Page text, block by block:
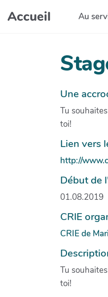
Aller au contenu principal
Accueil Au
Une
Tu
toi!
Lien vers
http://
Début de
01.08.2019
CRIE
CRIE de
Tu
toi!